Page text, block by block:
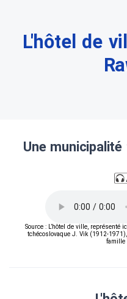
L'hôtel de
Une
Source : L’hôtel de ville,
tchécoslovaque J. Vik (1912-
famille